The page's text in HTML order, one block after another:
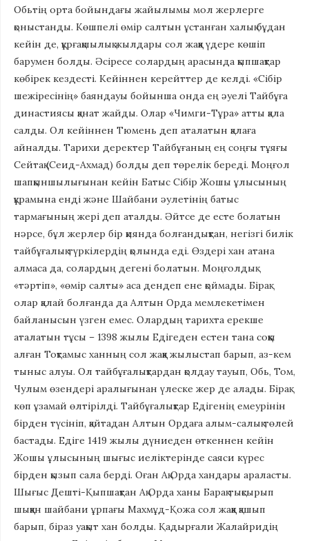
Обьтің орта бойындағы жайылымы мол жерлерге
қоныстанды. Көшпелі өмір салтын ұстанған халық бұдан
кейін де, құрғақшылық жылдары сол жаққа үдере көшіп
барумен болды. Әсіресе солардың арасында қыпшақтар
көбірек кездесті. Кейіннен керейттер де келді. «Сібір
шежіресінің» баяндауы бойынша онда ең әуелі Тайбұға
династиясы қанат жайды. Олар «Чимги-Тұра» атты қала
салды. Ол кейіннен Тюмень деп аталатын қалаға
айналды. Тарихи деректер Тайбұғаның ең соңғы тұяғы
Сейтақ (Сеид-Ахмад) болды деп төрелік береді. Моңғол
шапқыншылығынан кейін Батыс Сібір Жошы ұлысының
құрамына енді және Шайбани әулетінің батыс
тармағының жері деп аталды. Әйтсе де есте болатын
нәрсе, бұл жерлер бір қиянда болғандықтан, негізгі билік
тайбұғалық түркілердің қолында еді. Өздері хан атана
алмаса да, солардың дегені болатын. Моңғолдық
«тәртіп», «өмір салты» аса дендеп ене қоймады. Бірақ
олар қалай болғанда да Алтын Орда мемлекетімен
байланысын үзген емес. Олардың тарихта ерекше
аталатын тұсы – 1398 жылы Едігеден естен тана соққы
алған Тоқтамыс ханның сол жаққа жылыстап барып, аз-кем
тыныс алуы. Ол тайбұғалықтардан қолдау тауып, Обь, Том,
Чулым өзендері аралығынан үлеске жер де алады. Бірақ
көп ұзамай өлтірілді. Тайбұғалықтар Едігенің емеурінін
бірден түсініп, қайтадан Алтын Ордаға алым-салық төлей
бастады. Едіге 1419 жылы дүниеден өткеннен кейін
Жошы ұлысының шығыс иеліктерінде саяси күрес
бірден қызып сала берді. Оған Ақ Орда хандары араласты.
Шығыс Дешті-Қыпшақтан Ақ Орда ханы Барақ тықсырып
шыққан шайбани ұрпағы Махмұд-Қожа сол жаққа қашып
барып, біраз уақыт хан болды. Қадырғали Жалайридің